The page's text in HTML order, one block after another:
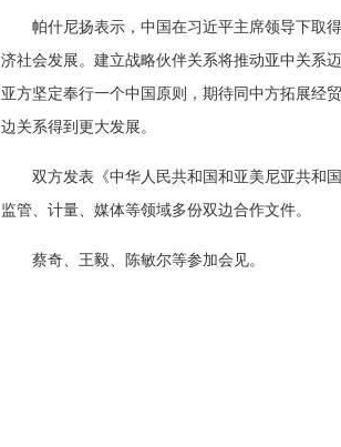
帕什尼扬表示，中国在习近平主席领导下取
济社会发展。建立战略伙伴关系将推动亚中关系
亚方坚定奉行一个中国原则，期待同中方拓展经
边关系得到更大发展。
双方发表《中华人民共和国和亚美尼亚共和
监管、计量、媒体等领域多份双边合作文件。
蔡奇、王毅、陈敏尔等参加会见。